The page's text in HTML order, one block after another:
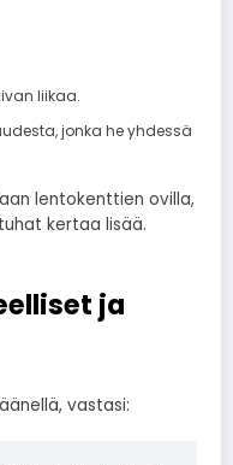
liikaa.
jonka he yhdessä
lentokenttien ovilla,
kertaa lisää.
ja
vastasi: